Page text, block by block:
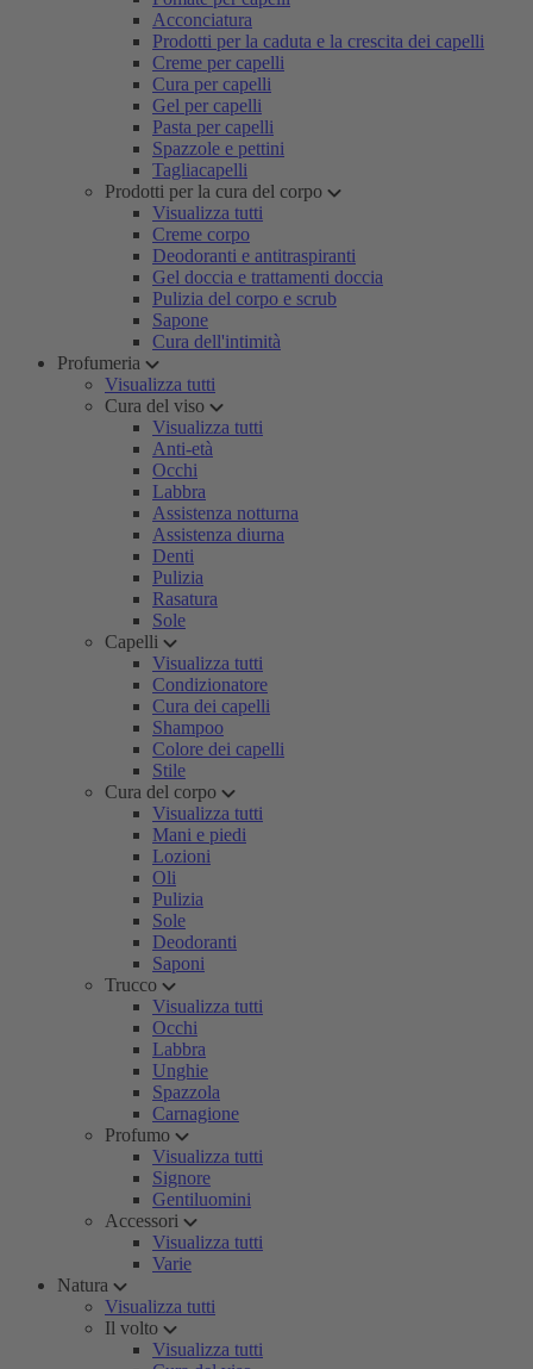
Acconciatura
Prodotti per la caduta e la crescita dei capelli
Creme per capelli
Cura per capelli
Gel per capelli
Pasta per capelli
Spazzole e pettini
Tagliacapelli
Prodotti per la cura del corpo
Visualizza tutti
Creme corpo
Deodoranti e antitraspiranti
Gel doccia e trattamenti doccia
Pulizia del corpo e scrub
Sapone
Cura dell'intimità
Profumeria
Visualizza tutti
Cura del viso
Visualizza tutti
Anti-età
Occhi
Labbra
Assistenza notturna
Assistenza diurna
Denti
Pulizia
Rasatura
Sole
Capelli
Visualizza tutti
Condizionatore
Cura dei capelli
Shampoo
Colore dei capelli
Stile
Cura del corpo
Visualizza tutti
Mani e piedi
Lozioni
Oli
Pulizia
Sole
Deodoranti
Saponi
Trucco
Visualizza tutti
Occhi
Labbra
Unghie
Spazzola
Carnagione
Profumo
Visualizza tutti
Signore
Gentiluomini
Accessori
Visualizza tutti
Varie
Natura
Visualizza tutti
Il volto
Visualizza tutti